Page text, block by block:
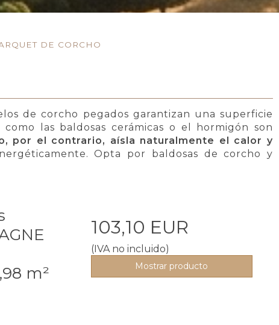
DE CORCHO
de corcho pegados garantizan una superficie
las baldosas cerámicas o el hormigón son
por el contrario, aísla naturalmente el calor y
Opta por baldosas de corcho y
m²
103,10 EUR
(IVA no incluido)
Mostrar producto